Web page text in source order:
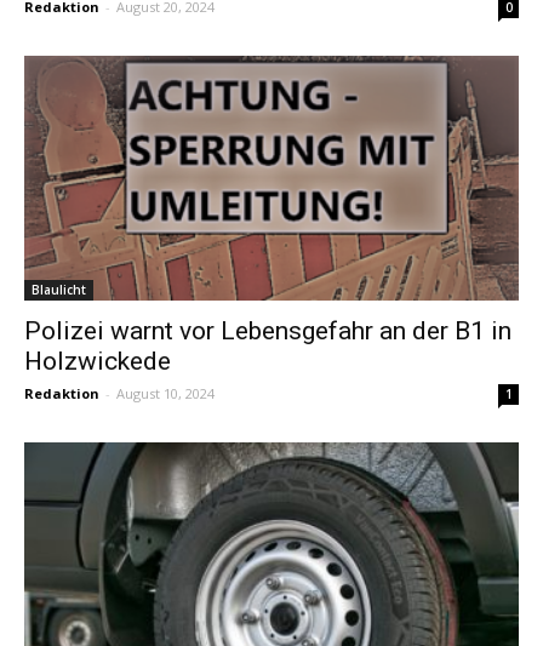
Redaktion - August 20, 2024 0
Blaulicht
Polizei warnt vor Lebensgefahr an der B1 in
Holzwickede
Redaktion - August 10, 2024 1